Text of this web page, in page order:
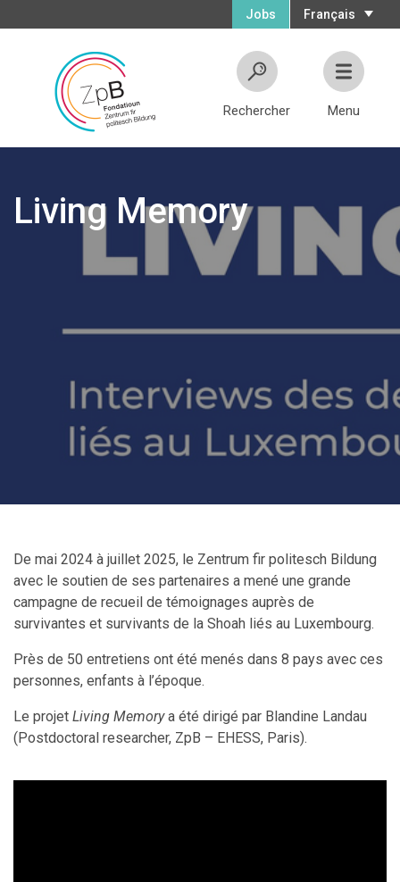
Français
Jobs
Rechercher Menu
Living Memory
De mai 2024 à juillet 2025, le Zentrum fir politesch Bildung
avec le soutien de ses partenaires a mené une grande
campagne de recueil de témoignages auprès de
survivantes et survivants de la Shoah liés au Luxembourg.
Près de 50 entretiens ont été menés dans 8 pays avec ces
personnes, enfants à l’époque.
Le projet Living Memorya été dirigé par Blandine Landau
(Postdoctoral researcher, ZpB – EHESS, Paris).